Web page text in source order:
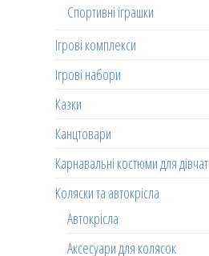
Спортивні іграшки
Ігрові комплекси
Ігрові набори
Казки
Канцтовари
Карнавальні костюми для дівчат
Коляски та автокрісла
Автокрісла
Аксесуари для колясок